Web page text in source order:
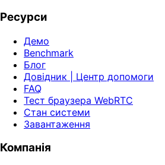
Ресурси
Демо
Benchmark
Блог
Довідник | Центр допомоги
FAQ
Тест браузера WebRTC
Стан системи
Завантаження
Компанія